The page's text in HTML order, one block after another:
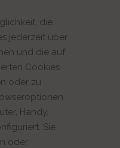
die
jederzeit über
und die auf
Cookies
oder zu
Handy,
Sie
oder